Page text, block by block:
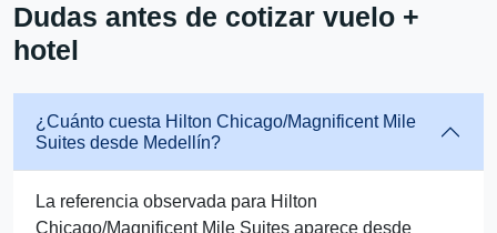
Dudas antes de cotizar vuelo +
hotel
¿Cuánto cuesta Hilton Chicago/Magnificent Mile
Suites desde Medellín?
La referencia observada para Hilton
Chicago/Magnificent Mile Suites aparece desde